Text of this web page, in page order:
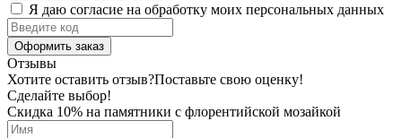
Я даю согласие на обработку моих персональных данных
Оформить заказ
Отзывы
Хотите оставить отзыв?Поставьте свою оценку!
Сделайте выбор!
Скидка 10% на памятники с флорентийской мозайкой